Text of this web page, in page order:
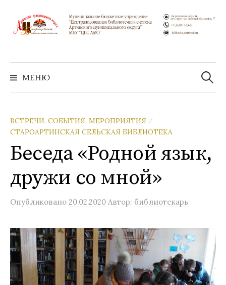
содержимому
МЕНЮ
Найти:
ВСТРЕЧИ. СОБЫТИЯ. МЕРОПРИЯТИЯ /
СТАРОАРТИНСКАЯ СЕЛЬСКАЯ БИБЛИОТЕКА
Беседа «Родной язык,
дружи со мной»
Опубликовано 20.02.2020 Автор: библиотекарь